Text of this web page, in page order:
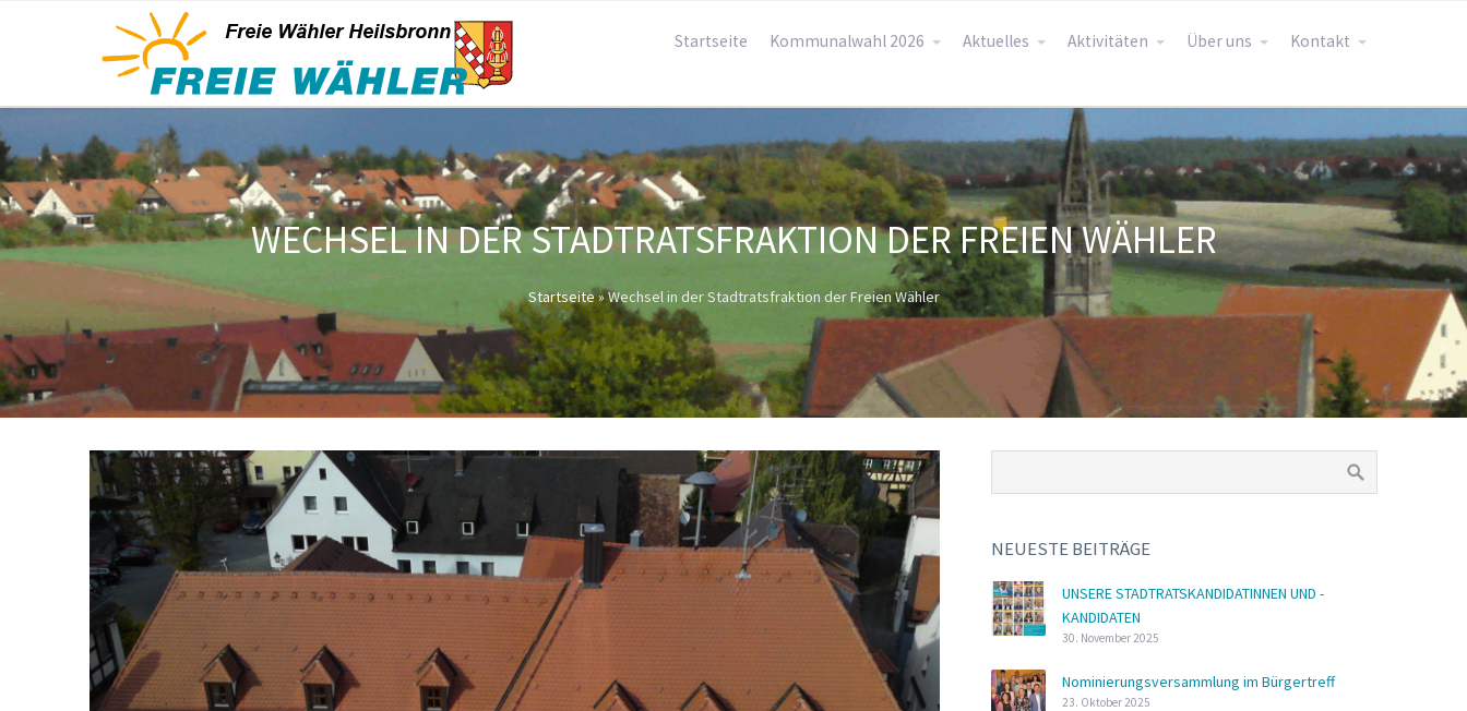
Startseite Kommunalwahl 2026 Aktuelles Aktivitäten Über uns Kontakt
WECHSEL IN DER STADTRATSFRAKTION DER FREIEN WÄHLER
Startseite»Wechsel in der Stadtratsfraktion der Freien Wähler
NEUESTE BEITRÄGE
UNSERE STADTRATSKANDIDATINNEN UND -
KANDIDATEN
30. November 2025
Nominierungsversammlung im Bürgertreff
23. Oktober 2025